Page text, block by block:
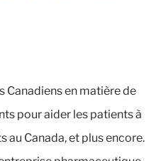
Canadiens en matière de
pour aider les patients à
au Canada, et plus encore.